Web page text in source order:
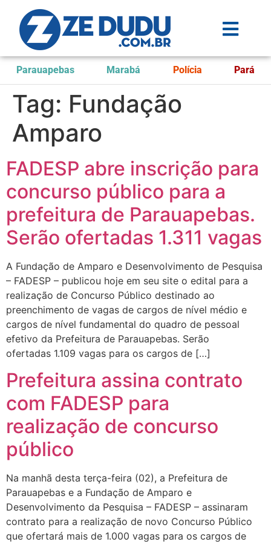
Parauapebas Marabá Polícia Pará
Tag: Fundação
Amparo
FADESP abre inscrição para
concurso público para a
prefeitura de Parauapebas.
Serão ofertadas 1.311 vagas
A Fundação de Amparo e Desenvolvimento de Pesquisa
– FADESP – publicou hoje em seu site o edital para a
realização de Concurso Público destinado ao
preenchimento de vagas de cargos de nível médio e
cargos de nível fundamental do quadro de pessoal
efetivo da Prefeitura de Parauapebas. Serão
ofertadas 1.109 vagas para os cargos de […]
Prefeitura assina contrato
com FADESP para
realização de concurso
público
Na manhã desta terça-feira (02), a Prefeitura de
Parauapebas e a Fundação de Amparo e
Desenvolvimento da Pesquisa – FADESP – assinaram
contrato para a realização de novo Concurso Público
que ofertará mais de 1.000 vagas para os cargos de